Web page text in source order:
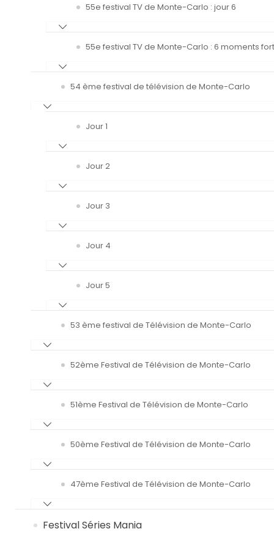
55e festival TV de Monte-Carlo : jour 6
55e festival TV de Monte-Carlo : 6 moments
54 ème festival de télévision de Monte-Carlo
Jour 1
Jour 2
Jour 3
Jour 4
Jour 5
53 ème festival de Télévision de Monte-Carlo
52ème Festival de Télévision de Monte-Carlo
51ème Festival de Télévision de Monte-Carlo
50ème Festival de Télévision de Monte-Carlo
47ème Festival de Télévision de Monte-Carlo
Festival Séries Mania